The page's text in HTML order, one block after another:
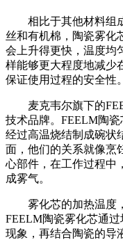
相比于其他材料组
丝和有机棉，陶瓷雾化
会上升得更快，温度均
样能够更大程度地减少
保证使用过程的安全性。
麦克韦尔旗下的
技术品牌。FEELM陶
经过高温烧结制成碗状
面，他们的关系就像烹
心部件，在工作过程中
成雾气。
雾化芯的加热温度
FEELM陶瓷雾化芯通
现象，再结合陶瓷的导